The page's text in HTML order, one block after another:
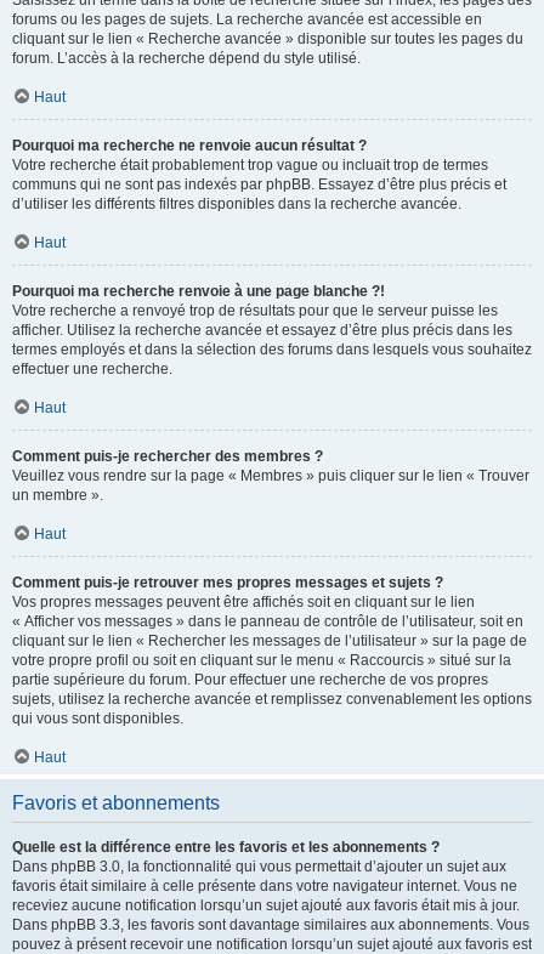
forums ou les pages de sujets. La recherche avancée est accessible en
cliquant sur le lien « Recherche avancée » disponible sur toutes les pages du
forum. L’accès à la recherche dépend du style utilisé.
Haut
Pourquoi ma recherche ne renvoie aucun résultat ?
Votre recherche était probablement trop vague ou incluait trop de termes
communs qui ne sont pas indexés par phpBB. Essayez d’être plus précis et
d’utiliser les différents filtres disponibles dans la recherche avancée.
Haut
Pourquoi ma recherche renvoie à une page blanche ?!
Votre recherche a renvoyé trop de résultats pour que le serveur puisse les
afficher. Utilisez la recherche avancée et essayez d’être plus précis dans les
termes employés et dans la sélection des forums dans lesquels vous souhaitez
effectuer une recherche.
Haut
Comment puis-je rechercher des membres ?
Veuillez vous rendre sur la page « Membres » puis cliquer sur le lien « Trouver
un membre ».
Haut
Comment puis-je retrouver mes propres messages et sujets ?
Vos propres messages peuvent être affichés soit en cliquant sur le lien
« Afficher vos messages » dans le panneau de contrôle de l’utilisateur, soit en
cliquant sur le lien « Rechercher les messages de l’utilisateur » sur la page de
votre propre profil ou soit en cliquant sur le menu « Raccourcis » situé sur la
partie supérieure du forum. Pour effectuer une recherche de vos propres
sujets, utilisez la recherche avancée et remplissez convenablement les options
qui vous sont disponibles.
Haut
Favoris et abonnements
Quelle est la différence entre les favoris et les abonnements ?
Dans phpBB 3.0, la fonctionnalité qui vous permettait d’ajouter un sujet aux
favoris était similaire à celle présente dans votre navigateur internet. Vous ne
receviez aucune notification lorsqu’un sujet ajouté aux favoris était mis à jour.
Dans phpBB 3.3, les favoris sont davantage similaires aux abonnements. Vous
pouvez à présent recevoir une notification lorsqu’un sujet ajouté aux favoris est